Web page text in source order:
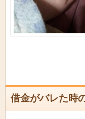
借金がバレた時